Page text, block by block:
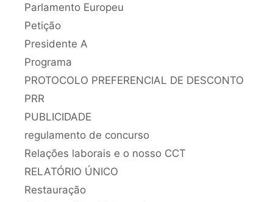
Parlamento Europeu
Petição
Presidente A
Programa
PROTOCOLO PREFERENCIAL DE DESCONTO
PRR
PUBLICIDADE
regulamento de concurso
Relações laborais e o nosso CCT
RELATÓRIO ÚNICO
Restauração